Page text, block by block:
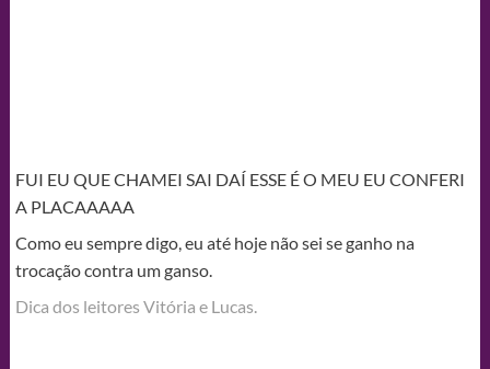
FUI EU QUE CHAMEI SAI DAÍ ESSE É O MEU EU CONFERI
A PLACAAAAA
Como eu sempre digo, eu até hoje não sei se ganho na
trocação contra um ganso.
Dica dos leitores Vitória e Lucas.